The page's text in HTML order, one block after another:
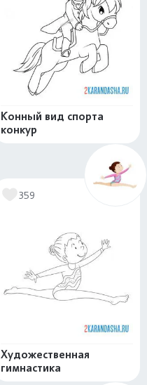
Конный вид спорта
конкур
359
Художественная
гимнастика